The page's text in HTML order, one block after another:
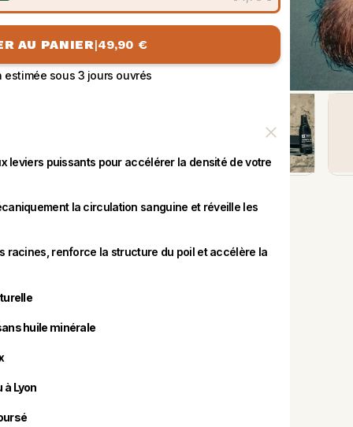
AU PANIER|49,90 €
estimée sous 3 jours ouvrés
leviers puissants pour accélérer la densité de votre
la circulation sanguine et réveille les
racines, renforce la structure du poil et accélère la
huile minérale
Lyon